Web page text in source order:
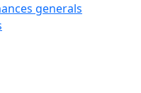
generals